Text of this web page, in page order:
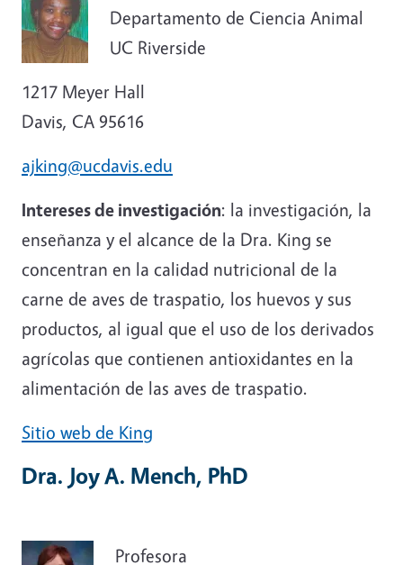
Departamento de Ciencia Animal
UC Riverside
1217 Meyer Hall
Davis, CA 95616
ajking@ucdavis.edu
Intereses de investigación: la investigación, la
enseñanza y el alcance de la Dra. King se
concentran en la calidad nutricional de la
carne de aves de traspatio, los huevos y sus
productos, al igual que el uso de los derivados
agrícolas que contienen antioxidantes en la
alimentación de las aves de traspatio.
Sitio web de King
Dra. Joy A. Mench, PhD
Profesora